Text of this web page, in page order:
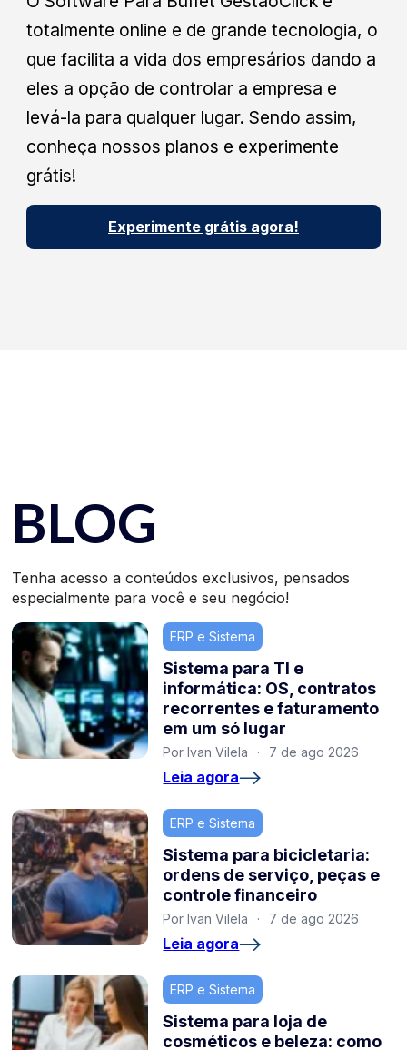
totalmente online e de grande tecnologia, o
que facilita a vida dos empresários dando a
eles a opção de controlar a empresa e
levá-la para qualquer lugar. Sendo assim,
conheça nossos planos e experimente
grátis!
Experimente grátis agora!
BLOG
Tenha acesso a conteúdos exclusivos, pensados
especialmente para você e seu negócio!
ERP e Sistema
Sistema para TI e
informática: OS, contratos
recorrentes e faturamento
em um só lugar
Por Ivan Vilela · 7 de ago 2026
Leia agora
ERP e Sistema
Sistema para bicicletaria:
ordens de serviço, peças e
controle financeiro
Por Ivan Vilela · 7 de ago 2026
Leia agora
ERP e Sistema
Sistema para loja de
cosméticos e beleza: como